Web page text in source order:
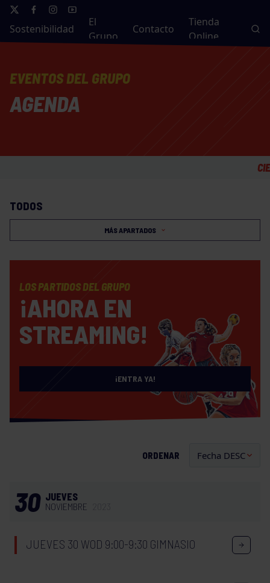
Sostenibilidad
El
Grupo
Contacto
Tienda
Online
EVENTOS DEL GRUPO
AGENDA
TODOS
MÁS APARTADOS
LOS PARTIDOS DEL GRUPO
¡AHORA EN
STREAMING!
¡ENTRA YA!
ORDENAR
30 JUEVES
NOVIEMBRE
JUEVES 30 WOD 9:00-9:30 GIMNASIO